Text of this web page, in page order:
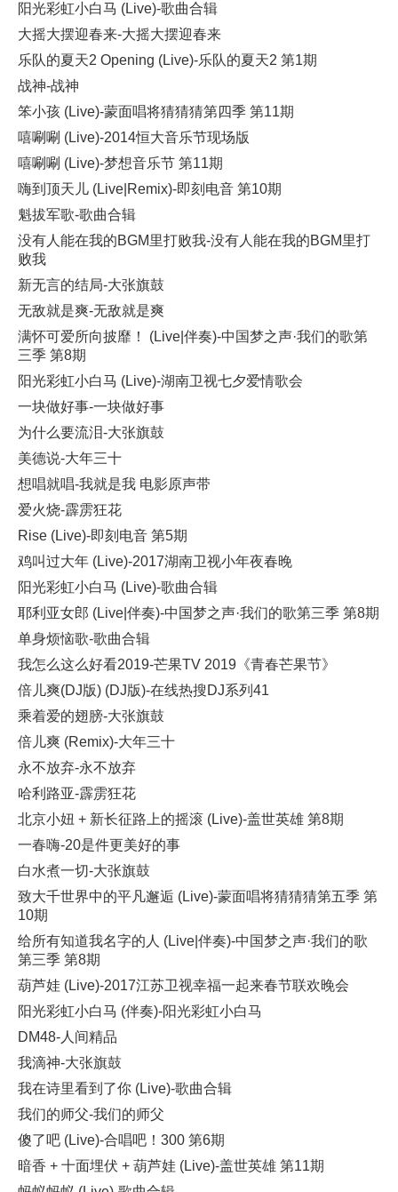
阳光彩虹小白马 (Live)-歌曲合辑
大摇大摆迎春来-大摇大摆迎春来
乐队的夏天2 Opening (Live)-乐队的夏天2 第1期
战神-战神
笨小孩 (Live)-蒙面唱将猜猜猜第四季 第11期
嘻唰唰 (Live)-2014恒大音乐节现场版
嘻唰唰 (Live)-梦想音乐节 第11期
嗨到顶天儿 (Live|Remix)-即刻电音 第10期
魁拔军歌-歌曲合辑
没有人能在我的BGM里打败我-没有人能在我的BGM里打
败我
新无言的结局-大张旗鼓
无敌就是爽-无敌就是爽
满怀可爱所向披靡！ (Live|伴奏)-中国梦之声·我们的歌第
三季 第8期
阳光彩虹小白马 (Live)-湖南卫视七夕爱情歌会
一块做好事-一块做好事
为什么要流泪-大张旗鼓
美德说-大年三十
想唱就唱-我就是我 电影原声带
爱火烧-霹雳狂花
Rise (Live)-即刻电音 第5期
鸡叫过大年 (Live)-2017湖南卫视小年夜春晚
阳光彩虹小白马 (Live)-歌曲合辑
耶利亚女郎 (Live|伴奏)-中国梦之声·我们的歌第三季 第8期
单身烦恼歌-歌曲合辑
我怎么这么好看2019-芒果TV 2019《青春芒果节》
倍儿爽(DJ版) (DJ版)-在线热搜DJ系列41
乘着爱的翅膀-大张旗鼓
倍儿爽 (Remix)-大年三十
永不放弃-永不放弃
哈利路亚-霹雳狂花
北京小妞 + 新长征路上的摇滚 (Live)-盖世英雄 第8期
一春嗨-20是件更美好的事
白水煮一切-大张旗鼓
致大千世界中的平凡邂逅 (Live)-蒙面唱将猜猜猜第五季 第
10期
给所有知道我名字的人 (Live|伴奏)-中国梦之声·我们的歌
第三季 第8期
葫芦娃 (Live)-2017江苏卫视幸福一起来春节联欢晚会
阳光彩虹小白马 (伴奏)-阳光彩虹小白马
DM48-人间精品
我滴神-大张旗鼓
我在诗里看到了你 (Live)-歌曲合辑
我们的师父-我们的师父
傻了吧 (Live)-合唱吧！300 第6期
暗香 + 十面埋伏 + 葫芦娃 (Live)-盖世英雄 第11期